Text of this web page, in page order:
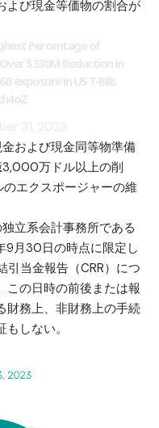
よび現金等価物の割合が
および現金同等物準備
万ドル以上の削
エクスポージャーの維
立系会計事務所である
9月30日の時点に限定し
当金報告（CRR）につ
この日時の前後または報
財務上、非財務上の手続
しない。